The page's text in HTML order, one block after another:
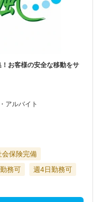
！お客様の安全な移動をサ
アルバイト
会保険完備
務可 週4日勤務可